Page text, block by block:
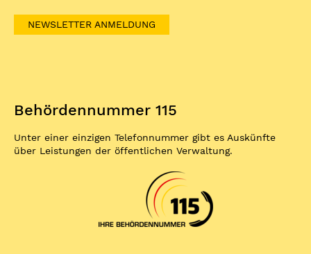
NEWSLETTER ANMELDUNG
Behördennummer 115
Unter einer einzigen Telefonnummer gibt es Auskünfte
über Leistungen der öffentlichen Verwaltung.